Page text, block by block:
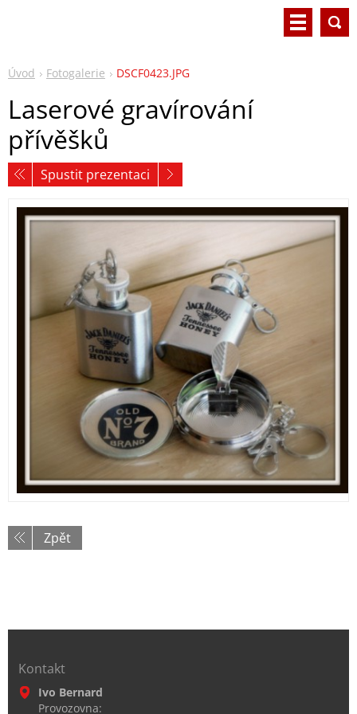
Úvod Fotogalerie DSCF0423.JPG
Laserové gravírování
přívěšků
Spustit prezentaci
Zpět
Kontakt
Ivo Bernard
Provozovna: